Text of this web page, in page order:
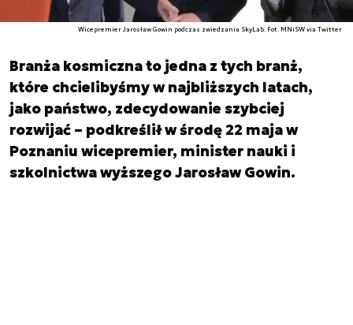
Wicepremier Jarosław Gowin podczas zwiedzania SkyLab. Fot. MNiSW via Twitter
Branża kosmiczna to jedna z tych branż,
które chcielibyśmy w najbliższych latach,
jako państwo, zdecydowanie szybciej
rozwijać – podkreślił w środę 22 maja w
Poznaniu wicepremier, minister nauki i
szkolnictwa wyższego Jarosław Gowin.